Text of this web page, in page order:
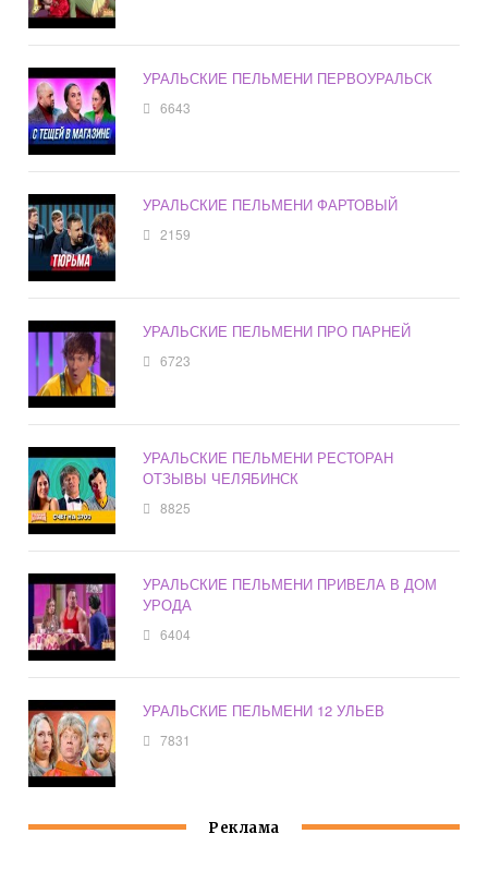
УРАЛЬСКИЕ ПЕЛЬМЕНИ ПЕРВОУРАЛЬСК
6643
УРАЛЬСКИЕ ПЕЛЬМЕНИ ФАРТОВЫЙ
2159
УРАЛЬСКИЕ ПЕЛЬМЕНИ ПРО ПАРНЕЙ
6723
УРАЛЬСКИЕ ПЕЛЬМЕНИ РЕСТОРАН
ОТЗЫВЫ ЧЕЛЯБИНСК
8825
УРАЛЬСКИЕ ПЕЛЬМЕНИ ПРИВЕЛА В ДОМ
УРОДА
6404
УРАЛЬСКИЕ ПЕЛЬМЕНИ 12 УЛЬЕВ
7831
Реклама